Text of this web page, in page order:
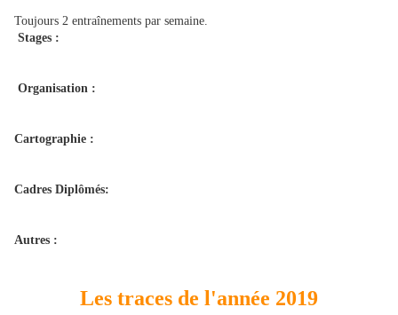
Toujours 2 entraînements par semaine.
Stages :
Organisation :
Cartographie :
Cadres Diplômés:
Autres :
Les traces de l'année 2019